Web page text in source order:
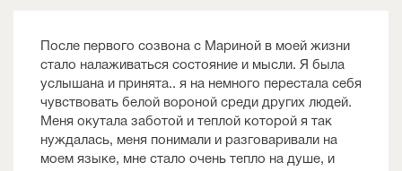
После первого созвона с Мариной в моей жизни
стало налаживаться состояние и мысли. Я была
услышана и принята.. я на немного перестала себя
чувствовать белой вороной среди других людей.
Меня окутала заботой и теплой которой я так
нуждалась, меня понимали и разговаривали на
моем языке, мне стало очень тепло на душе, и